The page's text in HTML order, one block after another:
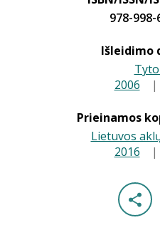
978-
Išleidimo
2006 |
Prieinamos
Lietuvos
2016 |